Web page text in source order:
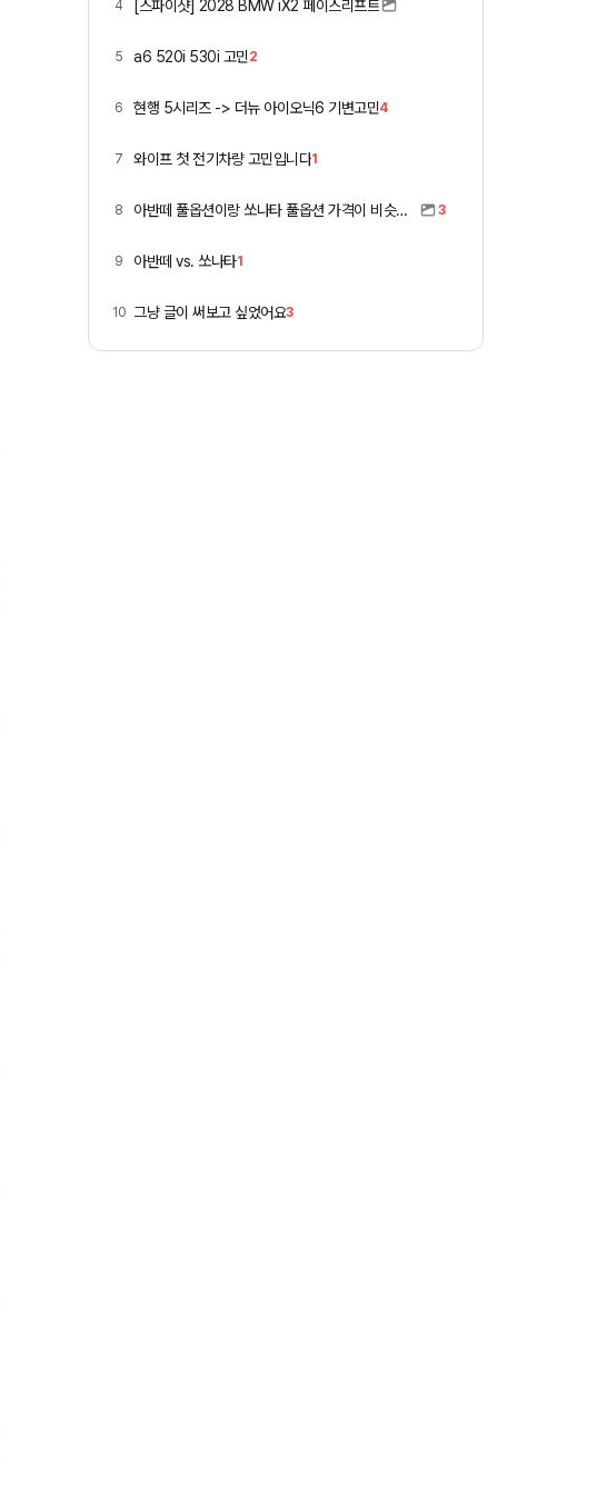
4 [스파이샷] 2028 BMW iX2 페이스리프트
5 a6 520i 530i 고민 2
6 현행 5시리즈 -> 더뉴 아이오닉6 기변고민4
7 와이프 첫 전기차량 고민입니다1
8 아반떼 풀옵션이랑 쏘나타 풀옵션 가격이 비슷하네요 3
9 아반떼 vs. 쏘나타1
10 그냥 글이 써보고 싶었어요3